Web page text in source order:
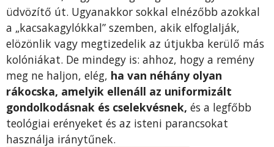
üdvözítő út. Ugyanakkor sokkal elnézőbb azokkal
a „kacsakagylókkal” szemben, akik elfoglalják,
elözönlik vagy megtizedelik az útjukba kerülő más
kolóniákat. De mindegy is: ahhoz, hogy a remény
meg ne haljon, elég, ha van néhány olyan
rákocska, amelyik ellenáll az uniformizált
gondolkodásnak és cselekvésnek, és a legfőbb
teológiai erényeket és az isteni parancsokat
használja iránytűnek.